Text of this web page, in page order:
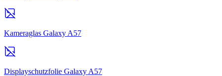
Kameraglas Galaxy A57
Displayschutzfolie Galaxy A57